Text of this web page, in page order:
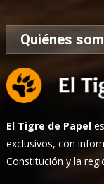
Quiénes
El Tigre de Papel
exclusivos, con
Constitución y la